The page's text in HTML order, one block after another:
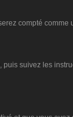
compté comme
, puis suivez les